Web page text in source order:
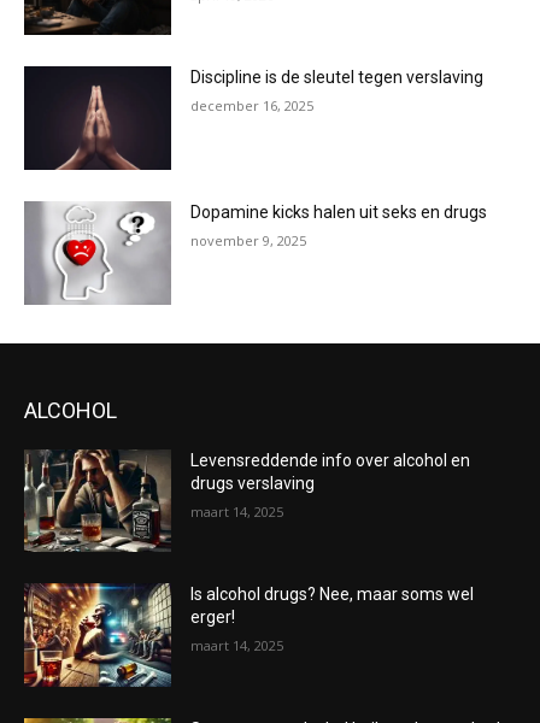
Discipline is de sleutel tegen verslaving
december 16, 2025
Dopamine kicks halen uit seks en drugs
november 9, 2025
ALCOHOL
Levensreddende info over alcohol en
drugs verslaving
maart 14, 2025
Is alcohol drugs? Nee, maar soms wel
erger!
maart 14, 2025